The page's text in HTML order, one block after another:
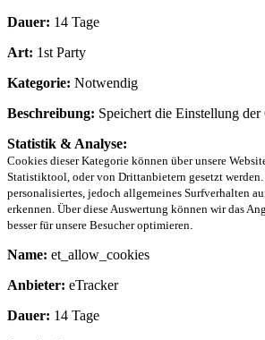
Dauer: 14 Tage
Art: 1st Party
Kategorie: Notwendig
Beschreibung: Speichert die Einstellung
Statistik & Analyse:
Cookies dieser Kategorie können über unsere
Statistiktool, oder von Drittanbietern gesetzt werden.
personalisiertes, jedoch allgemeines Surfverhalten
erkennen. Über diese Auswertung können wir das
besser für unsere Besucher optimieren.
Name: et_allow_cookies
Anbieter: eTracker
Dauer: 14 Tage